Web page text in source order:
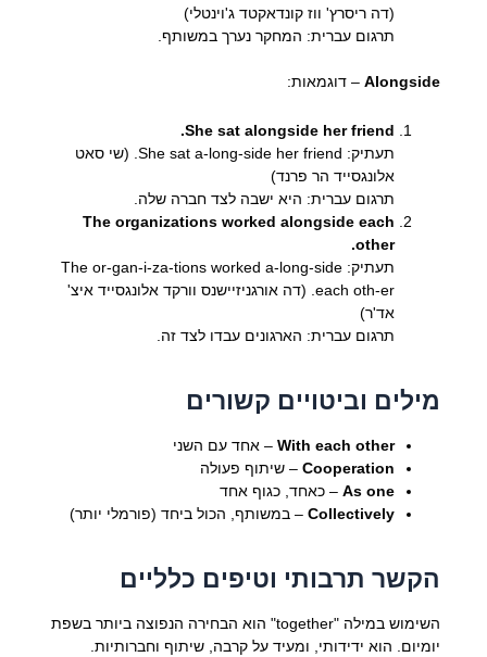
(דה ריסרץ' ווז קונדאקטד ג'וינטלי)
תרגום עברית: המחקר נערך במשותף.
Alongside– דוגמאות:
She sat alongside her friend.
תעתיק: She sat a-long-side her friend. (שי סאט
אלונגסייד הר פרנד)
תרגום עברית: היא ישבה לצד חברה שלה.
The organizations worked alongside each
other.
תעתיק: The or-gan-i-za-tions worked a-long-side
each oth-er. (דה אורגניזיישנס וורקד אלונגסייד איצ'
אד'ר)
תרגום עברית: הארגונים עבדו לצד זה.
מילים וביטויים קשורים
With each other– אחד עם השני
Cooperation– שיתוף פעולה
As one– כאחד, כגוף אחד
Collectively– במשותף, הכול ביחד (פורמלי יותר)
הקשר תרבותי וטיפים כלליים
השימוש במילה "together" הוא הבחירה הנפוצה ביותר בשפת
יומיום. הוא ידידותי, ומעיד על קרבה, שיתוף וחברותיות.